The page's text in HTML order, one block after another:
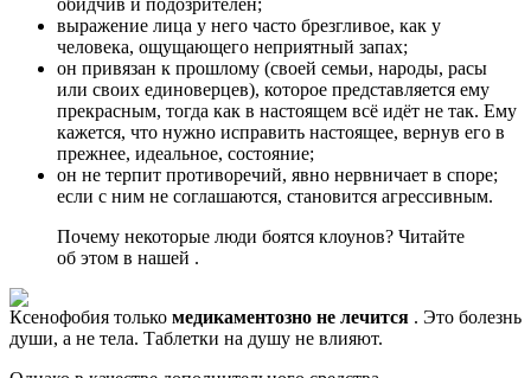
выражение лица у него часто брезгливое, как у
человека, ощущающего неприятный запах;
он привязан к прошлому (своей семьи, народы, расы
или своих единоверцев), которое представляется ему
прекрасным, тогда как в настоящем всё идёт не так. Ему
кажется, что нужно исправить настоящее, вернув его в
прежнее, идеальное, состояние;
он не терпит противоречий, явно нервничает в споре;
если с ним не соглашаются, становится агрессивным.
Почему некоторые люди боятся клоунов? Читайте
об этом в нашей .
Ксенофобия только медикаментозно не лечится . Это болезнь
души, а не тела. Таблетки на душу не влияют.